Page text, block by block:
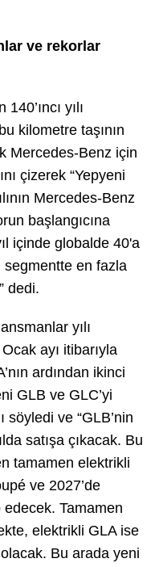
ve rekorlar
yılı
bu kilometre taşının
Mercedes-Benz için
çizerek “Yepyeni
Mercedes-Benz
başlangıcına
içinde globalde 40'a
segmentte en fazla
dedi.
yılı
Ocak ayı itibarıyla
ardından ikinci
GLB ve GLC’yi
söyledi ve “GLB’nin
satışa çıkacak. Bu
tamamen elektrikli
ve 2027’de
Tamamen
elektrikli GLA ise
Bu arada yeni